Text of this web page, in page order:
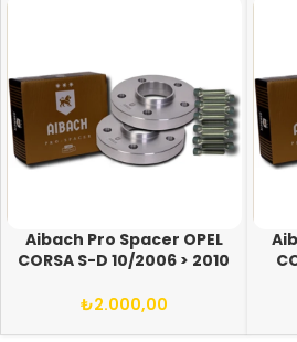
Aibach Pro Spacer OPEL
CORSA S-D 10/2006 > 2010
12X1.50 BİJON
₺2.000,00